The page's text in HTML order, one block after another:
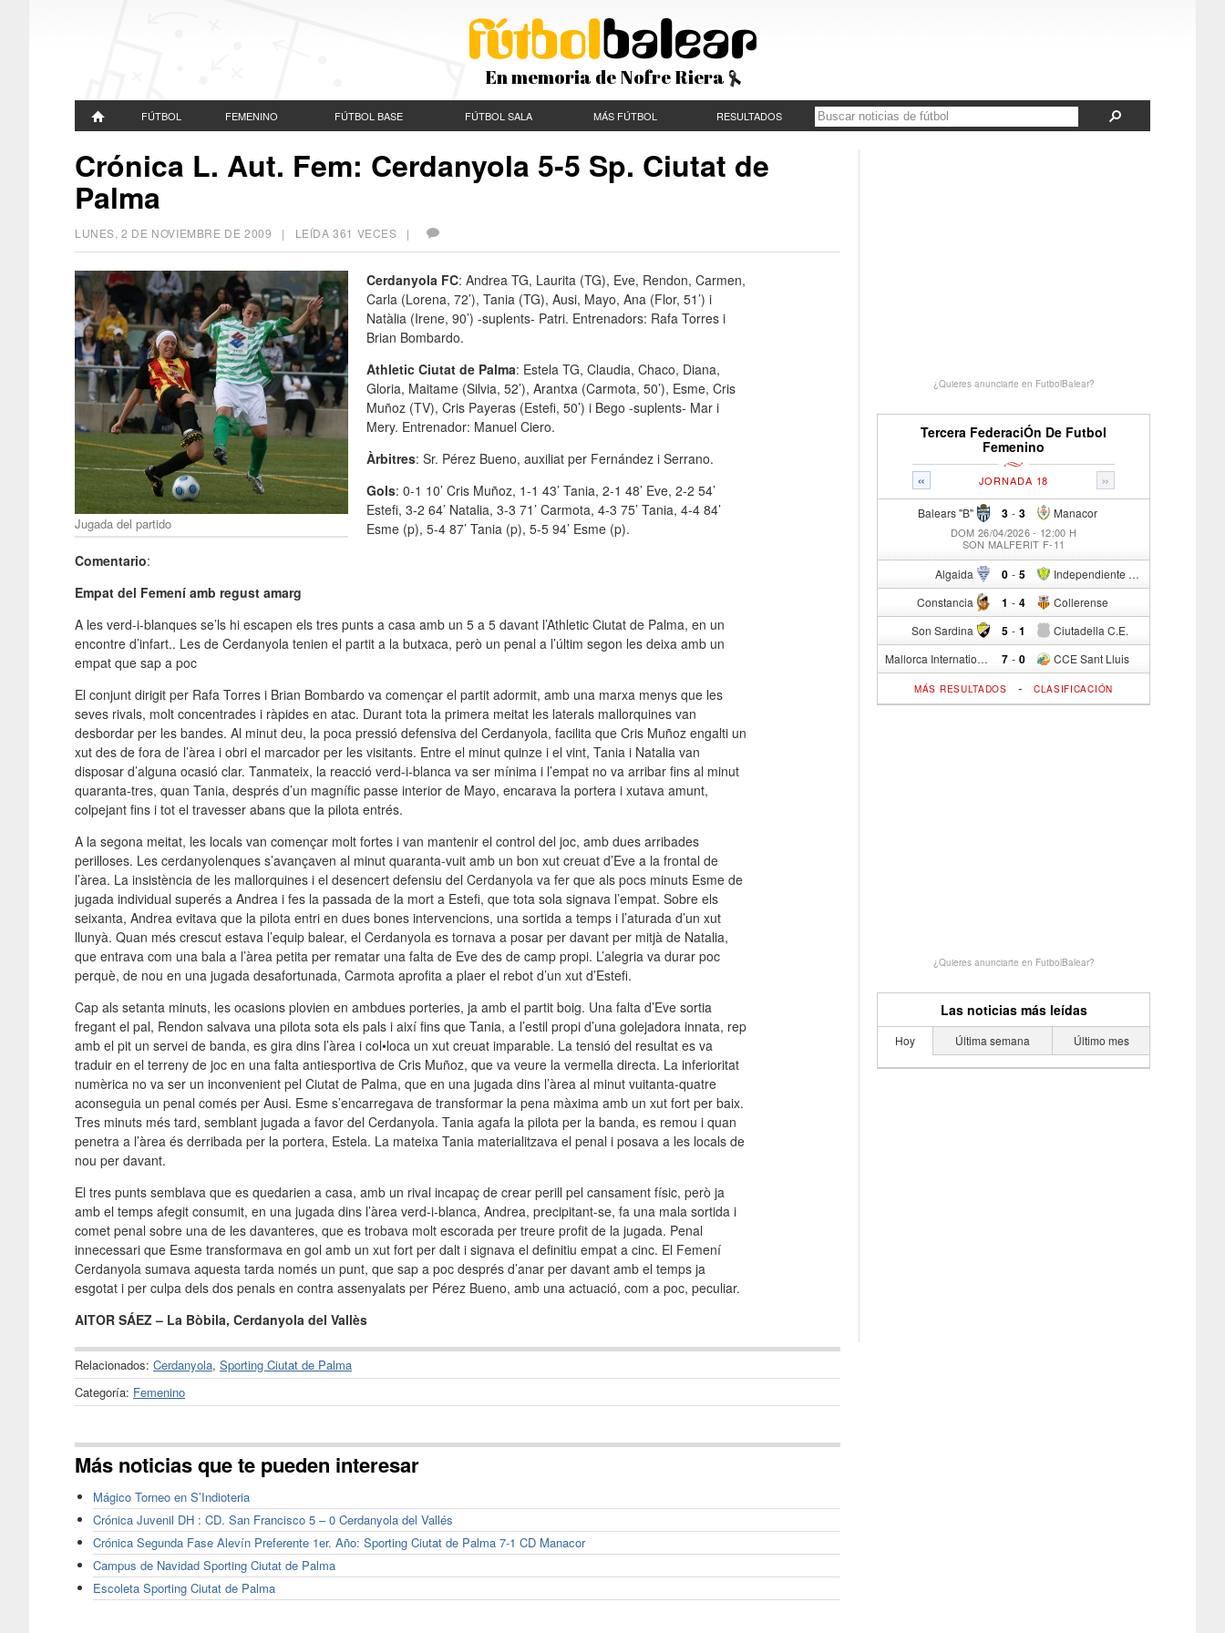
En memoria de Nofre Riera
FÚTBOL FEMENINO FÚTBOL BASE FÚTBOL SALA MÁS FÚTBOL RESULTADOS
Crónica L. Aut. Fem: Cerdanyola 5-5 Sp. Ciutat de
Palma
LUNES, 2 DE NOVIEMBRE DE 2009 | LEÍDA 361 VECES |
Jugada del partido
Cerdanyola FC: Andrea TG, Laurita (TG), Eve, Rendon, Carmen,
Carla (Lorena, 72’), Tania (TG), Ausi, Mayo, Ana (Flor, 51’) i
Natàlia (Irene, 90’) -suplents- Patri. Entrenadors: Rafa Torres i
Brian Bombardo.
Athletic Ciutat de Palma: Estela TG, Claudia, Chaco, Diana,
Gloria, Maitame (Silvia, 52’), Arantxa (Carmota, 50’), Esme, Cris
Muñoz (TV), Cris Payeras (Estefi, 50’) i Bego -suplents- Mar i
Mery. Entrenador: Manuel Ciero.
Àrbitres: Sr. Pérez Bueno, auxiliat per Fernández i Serrano.
Gols: 0-1 10’ Cris Muñoz, 1-1 43’ Tania, 2-1 48’ Eve, 2-2 54’
Estefi, 3-2 64’ Natalia, 3-3 71’ Carmota, 4-3 75’ Tania, 4-4 84’
Esme (p), 5-4 87’ Tania (p), 5-5 94’ Esme (p).
Comentario:
Empat del Femení amb regust amarg
A les verd-i-blanques se’ls hi escapen els tres punts a casa amb un 5 a 5 davant l’Athletic Ciutat de Palma, en un
encontre d’infart.. Les de Cerdanyola tenien el partit a la butxaca, però un penal a l’últim segon les deixa amb un
empat que sap a poc
El conjunt dirigit per Rafa Torres i Brian Bombardo va començar el partit adormit, amb una marxa menys que les
seves rivals, molt concentrades i ràpides en atac. Durant tota la primera meitat les laterals mallorquines van
desbordar per les bandes. Al minut deu, la poca pressió defensiva del Cerdanyola, facilita que Cris Muñoz engalti un
xut des de fora de l’àrea i obri el marcador per les visitants. Entre el minut quinze i el vint, Tania i Natalia van
disposar d’alguna ocasió clar. Tanmateix, la reacció verd-i-blanca va ser mínima i l’empat no va arribar fins al minut
quaranta-tres, quan Tania, després d’un magnífic passe interior de Mayo, encarava la portera i xutava amunt,
colpejant fins i tot el travesser abans que la pilota entrés.
A la segona meitat, les locals van començar molt fortes i van mantenir el control del joc, amb dues arribades
perilloses. Les cerdanyolenques s’avançaven al minut quaranta-vuit amb un bon xut creuat d’Eve a la frontal de
l’àrea. La insistència de les mallorquines i el desencert defensiu del Cerdanyola va fer que als pocs minuts Esme de
jugada individual superés a Andrea i fes la passada de la mort a Estefi, que tota sola signava l’empat. Sobre els
seixanta, Andrea evitava que la pilota entri en dues bones intervencions, una sortida a temps i l’aturada d’un xut
llunyà. Quan més crescut estava l’equip balear, el Cerdanyola es tornava a posar per davant per mitjà de Natalia,
que entrava com una bala a l’àrea petita per rematar una falta de Eve des de camp propi. L’alegria va durar poc
perquè, de nou en una jugada desafortunada, Carmota aprofita a plaer el rebot d’un xut d’Estefi.
Cap als setanta minuts, les ocasions plovien en ambdues porteries, ja amb el partit boig. Una falta d’Eve sortia
fregant el pal, Rendon salvava una pilota sota els pals i així fins que Tania, a l’estil propi d’una golejadora innata, rep
amb el pit un servei de banda, es gira dins l’àrea i col•loca un xut creuat imparable. La tensió del resultat es va
traduir en el terreny de joc en una falta antiesportiva de Cris Muñoz, que va veure la vermella directa. La inferioritat
numèrica no va ser un inconvenient pel Ciutat de Palma, que en una jugada dins l’àrea al minut vuitanta-quatre
aconseguia un penal comés per Ausi. Esme s’encarregava de transformar la pena màxima amb un xut fort per baix.
Tres minuts més tard, semblant jugada a favor del Cerdanyola. Tania agafa la pilota per la banda, es remou i quan
penetra a l’àrea és derribada per la portera, Estela. La mateixa Tania materialitzava el penal i posava a les locals de
nou per davant.
El tres punts semblava que es quedarien a casa, amb un rival incapaç de crear perill pel cansament físic, però ja
amb el temps afegit consumit, en una jugada dins l’àrea verd-i-blanca, Andrea, precipitant-se, fa una mala sortida i
comet penal sobre una de les davanteres, que es trobava molt escorada per treure profit de la jugada. Penal
innecessari que Esme transformava en gol amb un xut fort per dalt i signava el definitiu empat a cinc. El Femení
Cerdanyola sumava aquesta tarda només un punt, que sap a poc després d’anar per davant amb el temps ja
esgotat i per culpa dels dos penals en contra assenyalats per Pérez Bueno, amb una actuació, com a poc, peculiar.
AITOR SÁEZ – La Bòbila, Cerdanyola del Vallès
Relacionados: Cerdanyola, Sporting Ciutat de Palma
Categoría: Femenino
Más noticias que te pueden interesar
Mágico Torneo en S’Indioteria
Crónica Juvenil DH : CD. San Francisco 5 – 0 Cerdanyola del Vallés
Crónica Segunda Fase Alevín Preferente 1er. Año: Sporting Ciutat de Palma 7-1 CD Manacor
Campus de Navidad Sporting Ciutat de Palma
Escoleta Sporting Ciutat de Palma
¿Quieres anunciarte en FutbolBalear?
Tercera FederaciÓn De Futbol
Femenino
« »
JORNADA 18
Balears "B" 3 - Manacor
3
DOM 26/04/2026 - 12:00 H
SON MALFERIT F-11
Algaida 0 - Independiente C/R
5
Constancia 1 - Collerense
4
Son Sardina 5 - Ciutadella C.E.
1
Mallorca International Football Club del S.p. 7 - CCE Sant Lluis
0
MÁS RESULTADOS - CLASIFICACIÓN
¿Quieres anunciarte en FutbolBalear?
Las noticias más leídas
Hoy Última semana Último mes